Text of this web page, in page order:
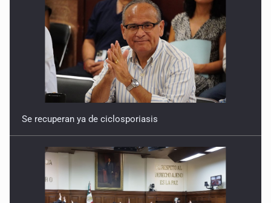
Se recuperan ya de ciclosporiasis